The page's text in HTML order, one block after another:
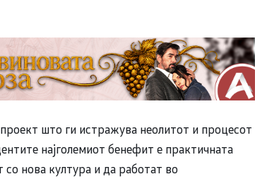
што ги истражува неолитот и процесот
најголемиот бенефит е практичната
со нова култура и да работат во